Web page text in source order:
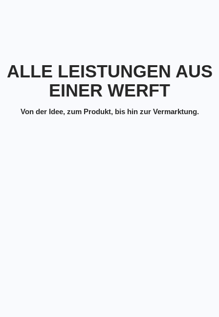
ALLE LEISTUNGEN AUS
EINER WERFT
Von der Idee, zum Produkt, bis hin zur Vermarktung.